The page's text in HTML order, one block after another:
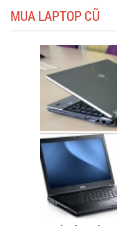
MUA LAPTOP CŨ